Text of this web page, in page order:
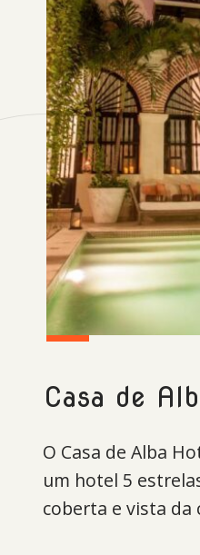
Casa de
O Casa de Alba
um hotel 5
coberta e vista da